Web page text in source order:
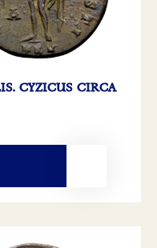
CYZICUS CIRCA